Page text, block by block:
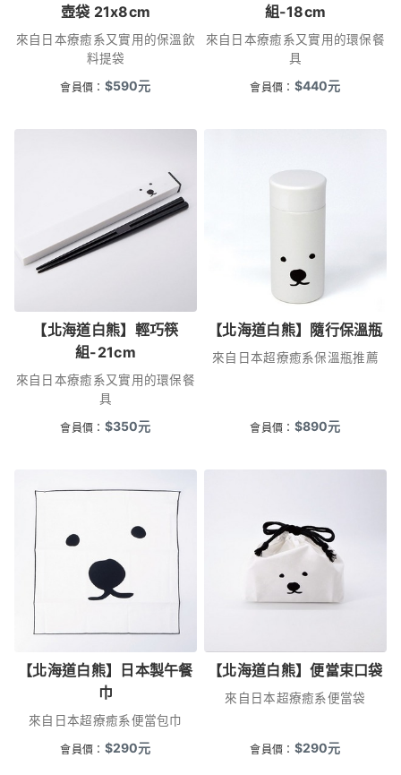
壺袋 21x8cm
來自日本療癒系又實用的保溫飲
料提袋
會員價： $590元
組-18cm
來自日本療癒系又實用的環保餐
具
會員價： $440元
【北海道白熊】輕巧筷
組-21cm
來自日本療癒系又實用的環保餐
具
會員價： $350元
【北海道白熊】隨行保溫瓶
來自日本超療癒系保溫瓶推薦
會員價： $890元
【北海道白熊】日本製午餐
巾
來自日本超療癒系便當包巾
會員價： $290元
【北海道白熊】便當束口袋
來自日本超療癒系便當袋
會員價： $290元